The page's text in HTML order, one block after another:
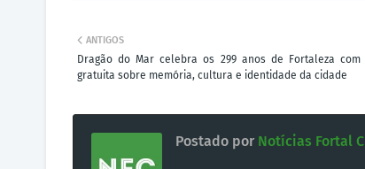
ANTIGOS
Dragão do Mar celebra os 299 anos de Fortaleza com
gratuita sobre memória, cultura e identidade da cidade
Postado por Notícias Fortal